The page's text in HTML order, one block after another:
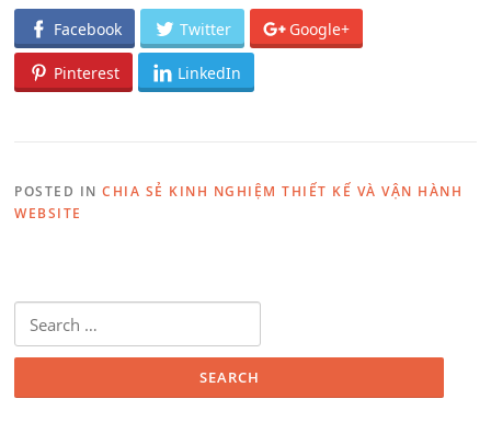
Facebook Twitter Google+
Pinterest LinkedIn
POSTED INCHIA SẺ KINH NGHIỆM THIẾT KẾ VÀ VẬN HÀNH
WEBSITE
Search for: